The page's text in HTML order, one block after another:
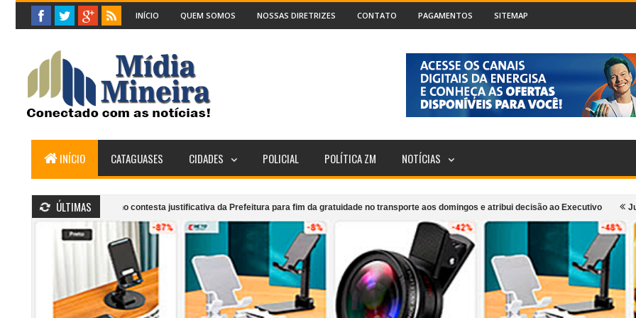
INÍCIO QUEM SOMOS NOSSAS DIRETRIZES CONTATO PAGAMENTOS SITEMAP
INÍCIO CATAGUASES CIDADES POLICIAL POLÍTICA ZM NOTÍCIAS
ÚLTIMAS
Maguinho contesta justificativa da Prefeitura para fim da gratuidade no transporte aos domingos e atribui decisão ao Executivo Justiça
Grupo Girarte, Kaê Guajajara e artistas locais celebram ancestralidade em apresentação gratuita nesta sexta Projeto Girarte supera 5 mil